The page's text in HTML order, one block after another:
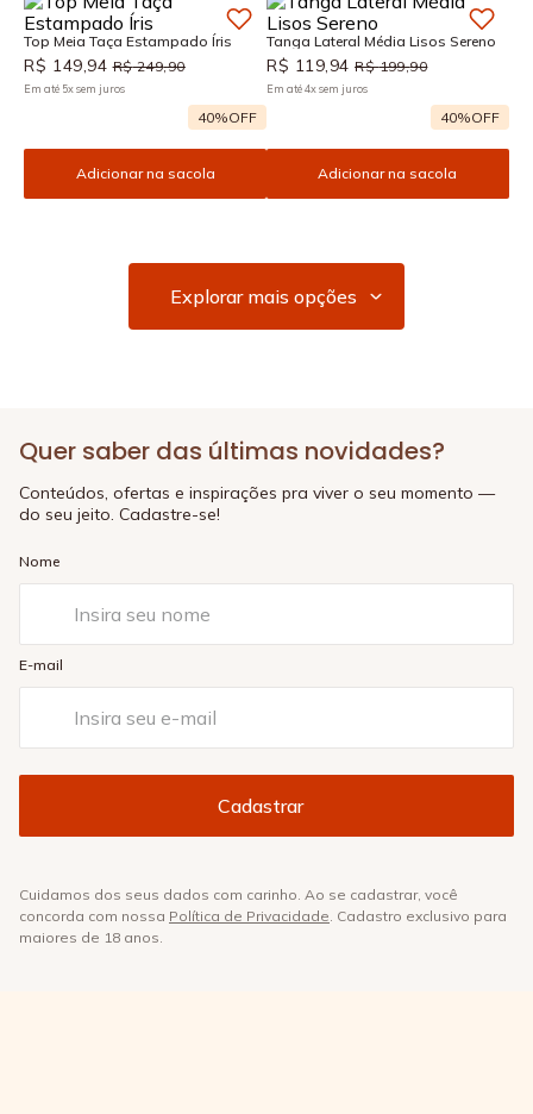
Top Meia Taça Estampado Íris
R$ 149,94 R$ 249,90
Em até 5xsem juros
40%OFF
Adicionar na sacola
Tanga Lateral Média Lisos Sereno
R$ 119,94 R$ 199,90
Em até4xsem juros
40%OFF
Adicionar na sacola
Quer saber das últimas novidades?
Conteúdos, ofertas e inspirações pra viver o seu momento —
do seu jeito. Cadastre-se!
Nome
E-mail
Cuidamos dos seus dados com carinho. Ao se cadastrar, você
concorda com nossa Política de Privacidade. Cadastro exclusivo para
maiores de 18 anos.